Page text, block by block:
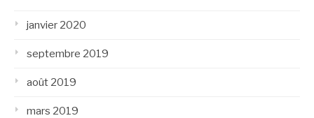
janvier 2020
septembre 2019
août 2019
mars 2019